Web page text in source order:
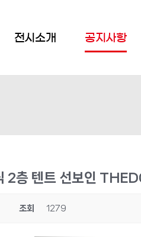
전시소개 공지사항
2층 텐트 선보인
조회 1279